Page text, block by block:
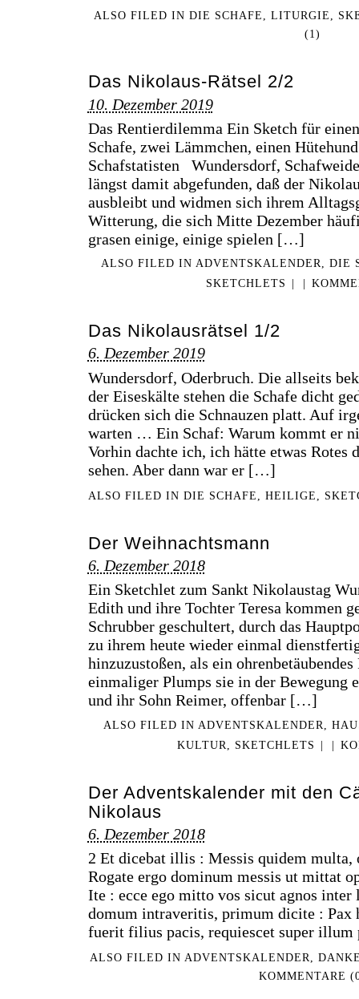
ALSO FILED INDIE SCHAFE,LITURGIE,
(1)
Das Nikolaus-Rätsel 2/2
10. Dezember 2019
Das Rentierdilemma Ein Sketch für
Schafe, zwei Lämmchen, einen
Schafstatisten Wundersdorf,
längst damit abgefunden, daß der
ausbleibt und widmen sich ihrem
Witterung, die sich Mitte Dezember
grasen einige, einige spielen […]
ALSO FILED IN ADVENTSKALENDER
DIE
SKETCHLETS
| |
Das Nikolausrätsel 1/2
6. Dezember 2019
Wundersdorf, Oderbruch. Die allseits
der Eiseskälte stehen die Schafe dicht
drücken sich die Schnauzen platt. Auf
warten … Ein Schaf: Warum kommt er
Vorhin dachte ich, ich hätte etwas Rotes
sehen. Aber dann war er […]
ALSO FILED IN DIE SCHAFE HEILIGE
Der Weihnachtsmann
6. Dezember 2018
Ein Sketchlet zum Sankt Nikolaustag
Edith und ihre Tochter Teresa kommen
Schrubber geschultert, durch das
zu ihrem heute wieder einmal
hinzuzustoßen, als ein
einmaliger Plumps sie in der Bewegung
und ihr Sohn Reimer, offenbar […]
ALSO FILED IN ADVENTSKALENDER
KULTUR
SKETCHLETS | |
Der Adventskalender mit den
Nikolaus
6. Dezember 2018
2 Et dicebat illis : Messis quidem multa,
Rogate ergo dominum messis ut mittat
Ite : ecce ego mitto vos sicut agnos inter
domum intraveritis, primum dicite : Pax
fuerit filius pacis, requiescet super
ALSO FILED INADVENTSKALENDER,
KOMMENTARE